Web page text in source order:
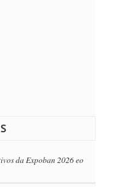
da Expoban 2026 eo